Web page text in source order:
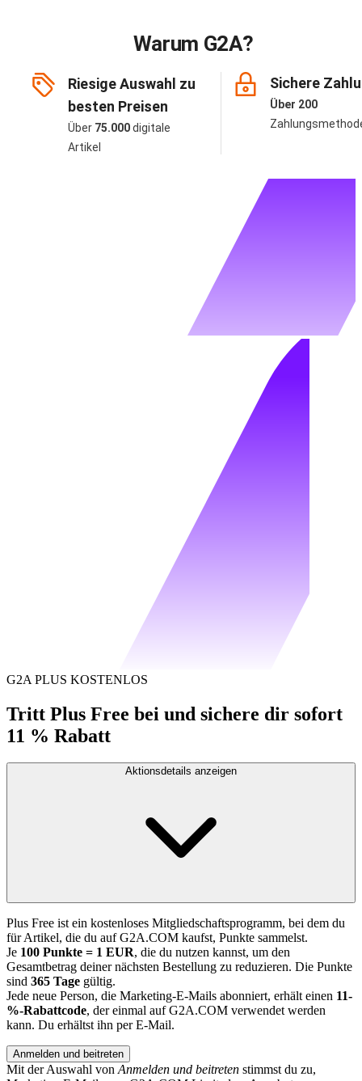
Warum G2A?
Riesige Auswahl zu
besten Preisen
Über 75.000digitale
Artikel
Sichere
Über 200
G2A PLUS KOSTENLOS
Tritt Plus Free bei und sichere dir sofort
11 % Rabatt
Aktionsdetails anzeigen
Plus Free ist ein kostenloses Mitgliedschaftsprogramm, bei dem du
für Artikel, die du auf G2A.COM kaufst, Punkte sammelst.
Je 100 Punkte = 1 EUR, die du nutzen kannst, um den
Gesamtbetrag deiner nächsten Bestellung zu reduzieren. Die Punkte
sind 365 Tage gültig.
Jede neue Person, die Marketing-E-Mails abonniert, erhält einen 11-
%-Rabattcode, der einmal auf G2A.COM verwendet werden
kann. Du erhältst ihn per E-Mail.
Anmelden und beitreten
Mit der Auswahl vonAnmelden und beitreten stimmst du zu,